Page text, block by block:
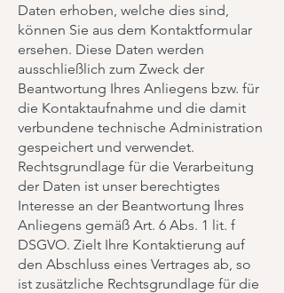
Daten erhoben, welche dies sind,
können Sie aus dem Kontaktformular
ersehen. Diese Daten werden
ausschließlich zum Zweck der
Beantwortung Ihres Anliegens bzw. für
die Kontaktaufnahme und die damit
verbundene technische Administration
gespeichert und verwendet.
Rechtsgrundlage für die Verarbeitung
der Daten ist unser berechtigtes
Interesse an der Beantwortung Ihres
Anliegens gemäß Art. 6 Abs. 1 lit. f
DSGVO. Zielt Ihre Kontaktierung auf
den Abschluss eines Vertrages ab, so
ist zusätzliche Rechtsgrundlage für die